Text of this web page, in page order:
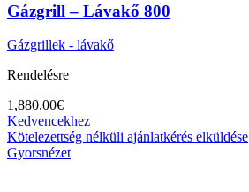
Gázgrill – Lávakő 800
Gázgrillek - lávakő
Rendelésre
1,880.00€
Kedvencekhez
Kötelezettség nélküli ajánlatkérés elküldése
Gyorsnézet